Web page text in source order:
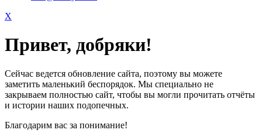
X
Привет, добряки!
Сейчас ведется обновление сайта, поэтому вы можете
заметить маленький беспорядок. Мы специально не
закрываем полностью сайт, чтобы вы могли прочитать отчёты
и истории наших подопечных.
Благодарим вас за понимание!